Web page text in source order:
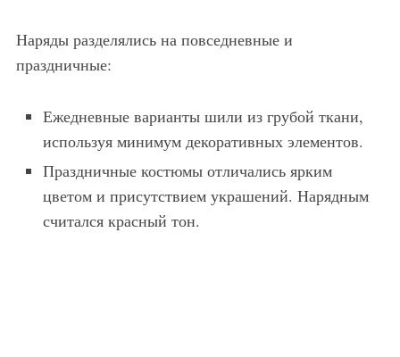
Наряды разделялись на повседневные и
праздничные:
Ежедневные варианты шили из грубой ткани,
используя минимум декоративных элементов.
Праздничные костюмы отличались ярким
цветом и присутствием украшений. Нарядным
считался красный тон.